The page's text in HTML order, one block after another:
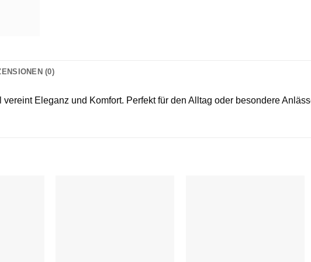
(0)
Eleganz und Komfort. Perfekt für den Alltag oder besondere